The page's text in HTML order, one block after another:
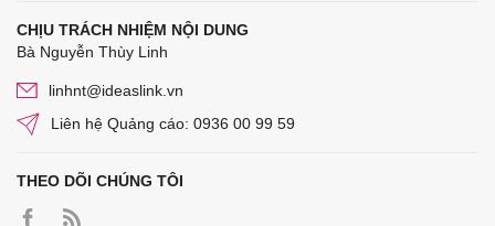
CHỊU TRÁCH NHIỆM NỘI DUNG
Bà Nguyễn Thùy Linh
linhnt@ideaslink.vn
Liên hệ Quảng cáo: 0936 00 99 59
THEO DÕI CHÚNG TÔI